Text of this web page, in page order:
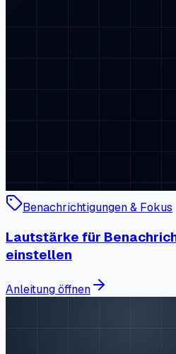
Benachrichtigungen & Fokus
Lautstärke für
einstellen
Anleitung öffnen